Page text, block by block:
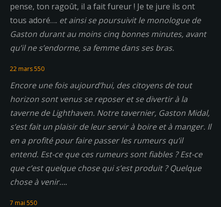
pense, ton ragoût, il a fait fureur ! Je te jure ils ont
tous adoré…. et ainsi se poursuivit le monologue de
Gaston durant au moins cinq bonnes minutes, avant
qu’il ne s’endorme, sa femme dans ses bras.
22 mars 550
Encore une fois aujourd’hui, des citoyens de tout
horizon sont venus se reposer et se divertir à la
taverne de Lighthaven. Notre tavernier, Gaston Midal,
s’est fait un plaisir de leur servir à boire et à manger. Il
en a profité pour faire passer les rumeurs qu’il
entend. Est-ce que ces rumeurs sont fiables ? Est-ce
que c’est quelque chose qui s’est produit ? Quelque
chose à venir….
7 mai 550